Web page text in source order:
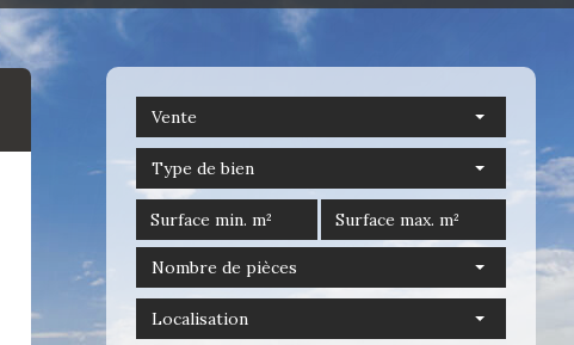
Vente
Type de bien
Nombre de pièces
Localisation